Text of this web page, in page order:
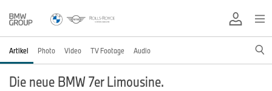
Artikel Photo Video TV Footage Audio
Die neue BMW 7er Limousine.